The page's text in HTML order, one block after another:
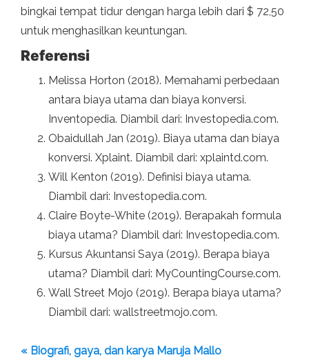
bingkai tempat tidur dengan harga lebih dari $ 72,50
untuk menghasilkan keuntungan.
Referensi
Melissa Horton (2018). Memahami perbedaan
antara biaya utama dan biaya konversi.
Inventopedia. Diambil dari: Investopedia.com.
Obaidullah Jan (2019). Biaya utama dan biaya
konversi. Xplaint. Diambil dari: xplaintd.com.
Will Kenton (2019). Definisi biaya utama.
Diambil dari: Investopedia.com.
Claire Boyte-White (2019). Berapakah formula
biaya utama? Diambil dari: Investopedia.com.
Kursus Akuntansi Saya (2019). Berapa biaya
utama? Diambil dari: MyCountingCourse.com.
Wall Street Mojo (2019). Berapa biaya utama?
Diambil dari: wallstreetmojo.com.
« Biografi, gaya, dan karya Maruja Mallo